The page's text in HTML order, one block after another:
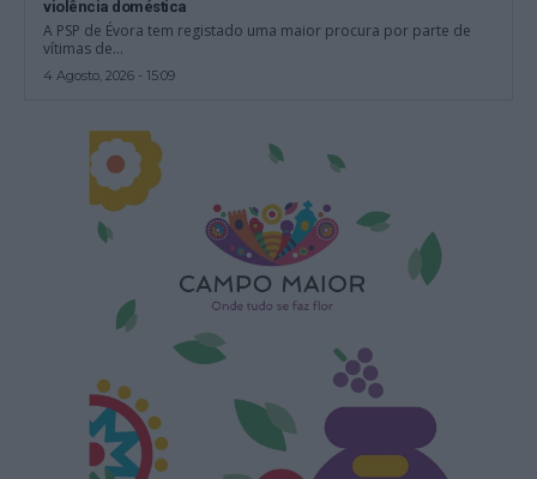
violência doméstica
A PSP de Évora tem registado uma maior procura por parte de
vítimas de...
4 Agosto, 2026 - 15:09